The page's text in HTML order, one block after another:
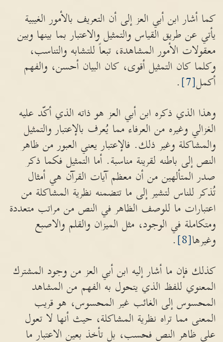
كما أشار ابن أبي العز إلى أن التعريف بالأمور الغيبية
يأتي عن طريق القياس والتمثيل والاعتبار بما بينها وبين
معقولات الأمور المشاهدة، تبعاً للتشابه والتناسب،
وكلما كان التمثيل أقوى، كان البيان أحسن، والفهم
أكمل[7]
.
وهذا الذي ذكره ابن أبي العز هو ذاته الذي أكّد عليه
الغزالي وغيره من العرفاء مما يُعرف بالإعتبار والتمثيل
والمشاكلة وغير ذلك. فالإعتبار يعني العبور من ظاهر
النص إلى باطنه لقرينة مناسبة. أما التمثيل فكما ذكر
صدر المتألهين من أن معظم آيات القرآن هي أمثال
تُذكر للناس لتشير إلى ما تتضمنه نظرية المشاكلة من
اعتبارات ما للوصف الظاهر في النص من مراتب متعددة
ومتكاملة في الوجود، مثل الميزان والقلم والاصبع
وغيرها[8]
.
كذلك فإن ما أشار إليه ابن أبي العز من وجود المشترك
المعنوي للفظ الذي يتحول به الفهم من المشاهد
المحسوس إلى الغائب غير المحسوس، هو قريب
المعنى مما تراه نظرية المشاكلة، حيث أنها لا تعول
على ظاهر النص فحسب، بل تأخذ بعين الاعتبار ما